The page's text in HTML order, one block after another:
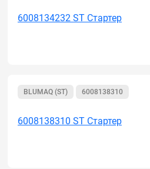
6008134232 ST Стартер
BLUMAQ (ST) 6008138310
6008138310 ST Стартер